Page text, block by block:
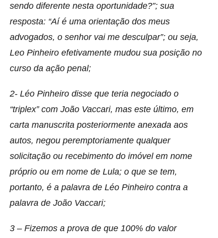
sendo diferente nesta oportunidade?”; sua
resposta: “Aí é uma orientação dos meus
advogados, o senhor vai me desculpar”; ou seja,
Leo Pinheiro efetivamente mudou sua posição no
curso da ação penal;
2- Léo Pinheiro disse que teria negociado o
“triplex” com João Vaccari, mas este último, em
carta manuscrita posteriormente anexada aos
autos, negou peremptoriamente qualquer
solicitação ou recebimento do imóvel em nome
próprio ou em nome de Lula; o que se tem,
portanto, é a palavra de Léo Pinheiro contra a
palavra de João Vaccari;
3 – Fizemos a prova de que 100% do valor